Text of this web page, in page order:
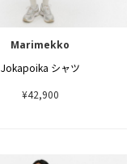
Marimekko
Jokapoika シャツ
¥42,900